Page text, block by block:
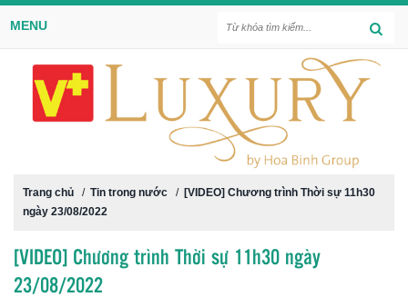
MENU
Trang chủ / Tin trong nước / [VIDEO] Chương trình Thời sự 11h30
ngày 23/08/2022
[VIDEO] Chương trình Thời sự 11h30 ngày
23/08/2022